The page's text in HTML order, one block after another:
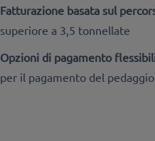
Fatturazione basata sul
superiore a 3,5 tonnellate
Opzioni di pagamento
per il pagamento del pedaggio